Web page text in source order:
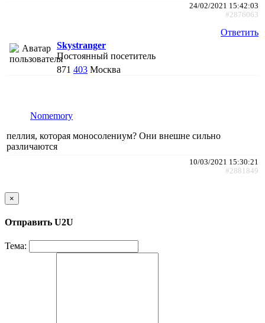
24/02/2021 15:42:03
#2876063
Ответить
Skystranger
Постоянный посетитель
871 403 Москва
Nomemory
пеллия, которая моносолениум? Они внешне сильно
различаются
10/03/2021 15:30:21
#2881849
×
Отправить U2U
Тема: